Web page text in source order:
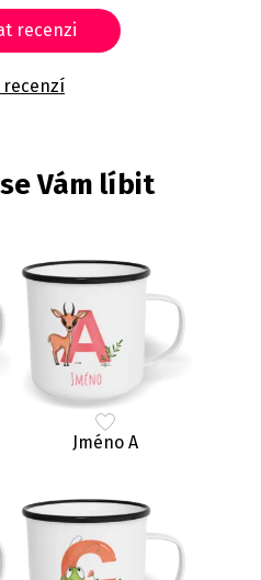
recenzi
recenzí
Vám líbit
Jméno A